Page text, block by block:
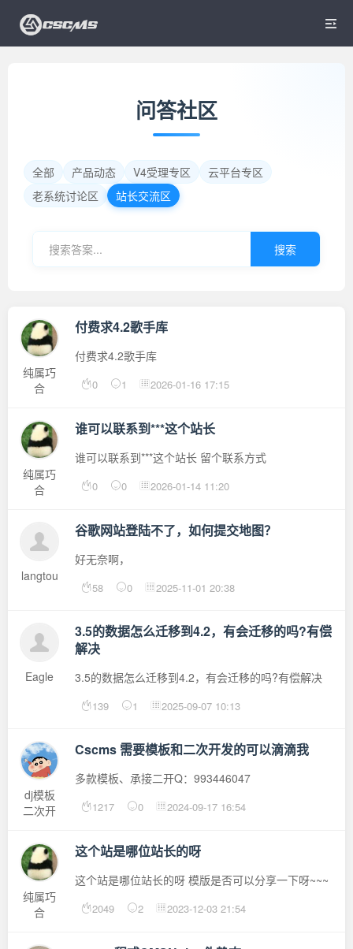

问答社区
全部 产品动态 V4受理专区
云平台专区
老系统讨论区
站长交流区
搜索
纯属巧
合
付费求4.2歌手库
付费求4.2歌手库
0 1 2026-01-16 17:15
纯属巧
合
谁可以联系到***这个站长
谁可以联系到***这个站长 留个联系方式
0 0 2026-01-14 11:20
langtou
谷歌网站登陆不了，如何提交地图？
好无奈啊，
58 0 2025-11-01 20:38
Eagle
3.5的数据怎么迁移到4.2，有会迁移的吗?有偿
解决
3.5的数据怎么迁移到4.2，有会迁移的吗?有偿解决
139 1 2025-09-07 10:13
dj模板
二次开
Cscms 需要模板和二次开发的可以滴滴我
多款模板、承接二开Q：993446047
1217 0 2024-09-17 16:54
纯属巧
合
这个站是哪位站长的呀
这个站是哪位站长的呀 模版是否可以分享一下呀~~~
2049 2 2023-12-03 21:54